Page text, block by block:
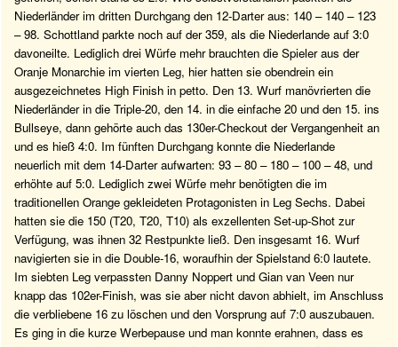
Niederländer im dritten Durchgang den 12-Darter aus: 140 – 140 – 123
– 98. Schottland parkte noch auf der 359, als die Niederlande auf 3:0
davoneilte. Lediglich drei Würfe mehr brauchten die Spieler aus der
Oranje Monarchie im vierten Leg, hier hatten sie obendrein ein
ausgezeichnetes High Finish in petto. Den 13. Wurf manövrierten die
Niederländer in die Triple-20, den 14. in die einfache 20 und den 15. ins
Bullseye, dann gehörte auch das 130er-Checkout der Vergangenheit an
und es hieß 4:0. Im fünften Durchgang konnte die Niederlande
neuerlich mit dem 14-Darter aufwarten: 93 – 80 – 180 – 100 – 48, und
erhöhte auf 5:0. Lediglich zwei Würfe mehr benötigten die im
traditionellen Orange gekleideten Protagonisten in Leg Sechs. Dabei
hatten sie die 150 (T20, T20, T10) als exzellenten Set-up-Shot zur
Verfügung, was ihnen 32 Restpunkte ließ. Den insgesamt 16. Wurf
navigierten sie in die Double-16, woraufhin der Spielstand 6:0 lautete.
Im siebten Leg verpassten Danny Noppert und Gian van Veen nur
knapp das 102er-Finish, was sie aber nicht davon abhielt, im Anschluss
die verbliebene 16 zu löschen und den Vorsprung auf 7:0 auszubauen.
Es ging in die kurze Werbepause und man konnte erahnen, dass es